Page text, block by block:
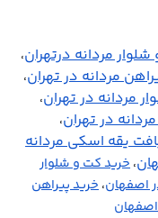
مردانه درتهران،
مردانه در تهران،
مردانه در تهران،
در تهران،
یقه اسکی مردانه
،خرید کت و شلوار
اصفهان،خرید پیراهن